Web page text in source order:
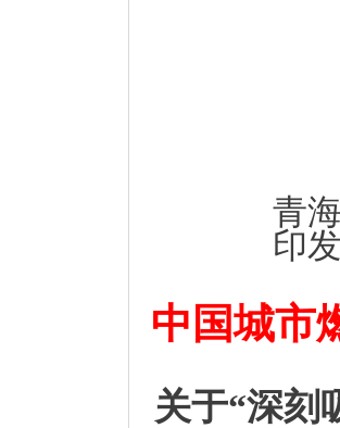
青
印
中国城市
关于“深刻